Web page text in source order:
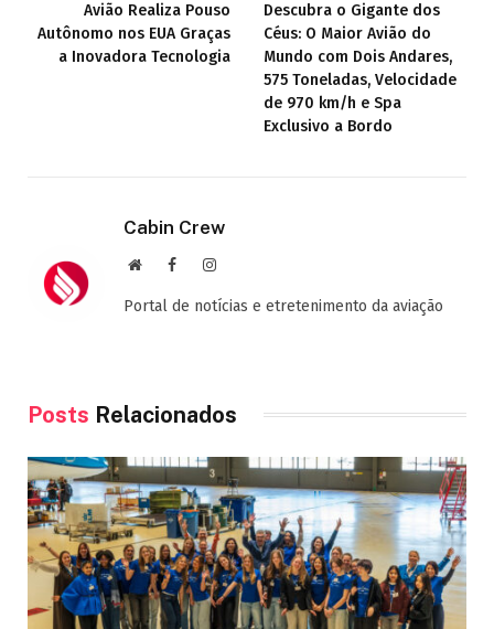
Avião Realiza Pouso
Autônomo nos EUA Graças
a Inovadora Tecnologia
Descubra o Gigante dos
Céus: O Maior Avião do
Mundo com Dois Andares,
575 Toneladas, Velocidade
de 970 km/h e Spa
Exclusivo a Bordo
Cabin Crew
Site FacebookInstagram
Portal de notícias e etretenimento da aviação
Posts Relacionados